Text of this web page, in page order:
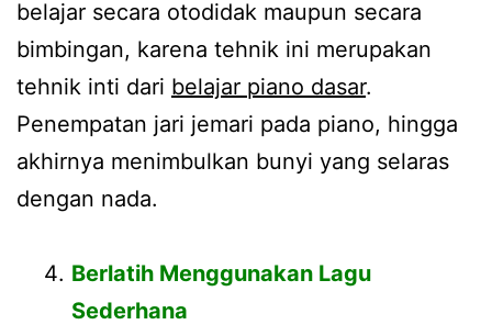
belajar secara otodidak maupun secara
bimbingan, karena tehnik ini merupakan
tehnik inti dari belajar piano dasar.
Penempatan jari jemari pada piano, hingga
akhirnya menimbulkan bunyi yang selaras
dengan nada.
Berlatih Menggunakan Lagu
Sederhana